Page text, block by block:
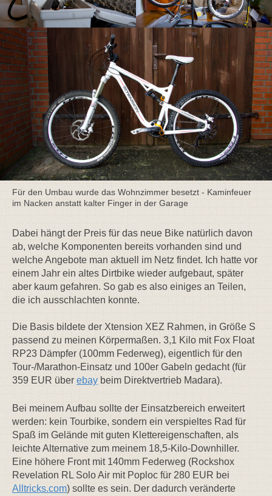
Für den Umbau wurde das Wohnzimmer besetzt - Kaminfeuer
im Nacken anstatt kalter Finger in der Garage
Dabei hängt der Preis für das neue Bike natürlich davon
ab, welche Komponenten bereits vorhanden sind und
welche Angebote man aktuell im Netz findet. Ich hatte vor
einem Jahr ein altes Dirtbike wieder aufgebaut, später
aber kaum gefahren. So gab es also einiges an Teilen,
die ich ausschlachten konnte.
Die Basis bildete der Xtension XEZ Rahmen, in Größe S
passend zu meinen Körpermaßen. 3,1 Kilo mit Fox Float
RP23 Dämpfer (100mm Federweg), eigentlich für den
Tour-/Marathon-Einsatz und 100er Gabeln gedacht (für
359 EUR über ebay beim Direktvertrieb Madara).
Bei meinem Aufbau sollte der Einsatzbereich erweitert
werden: kein Tourbike, sondern ein verspieltes Rad für
Spaß im Gelände mit guten Klettereigenschaften, als
leichte Alternative zum meinem 18,5-Kilo-Downhiller.
Eine höhere Front mit 140mm Federweg (Rockshox
Revelation RL Solo Air mit Poploc für 280 EUR bei
Alltricks.com) sollte es sein. Der dadurch veränderte